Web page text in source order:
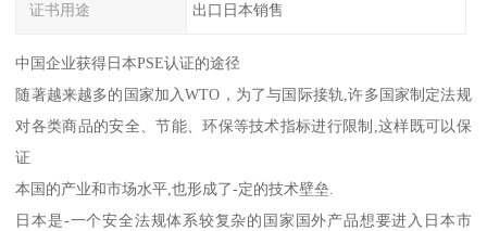
证书用途 出口日本销售
中国企业获得日本PSE认证的途径
随著越来越多的国家加入WTO，为了与国际接轨,许多国家制定法规
对各类商品的安全、节能、环保等技术指标进行限制,这样既可以保
证
本国的产业和市场水平,也形成了-定的技术壁垒.
日本是-一个安全法规体系较复杂的国家国外产品想要进入日本市